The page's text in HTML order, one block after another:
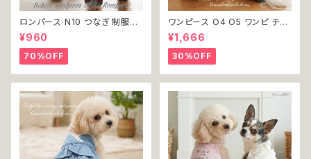
ロンパース N10 つなぎ 制服風
チェック柄 グレー 灰色 コスチュ
ーム コスプレ ドッグウェア dog
犬 猫 ペット 服 犬服 洋服 オシ
ャレ かわいい 小型犬 返品交換
不可
¥960
70%OFF
ワンピース O4 O5 ワンピ チェ
ック プリーツ レース 女の子 犬
犬服 小型 猫 服 洋服 ペット do
g ドッグウェア おしゃれ かわい
い 返品交換不可
¥1,666
30%OFF